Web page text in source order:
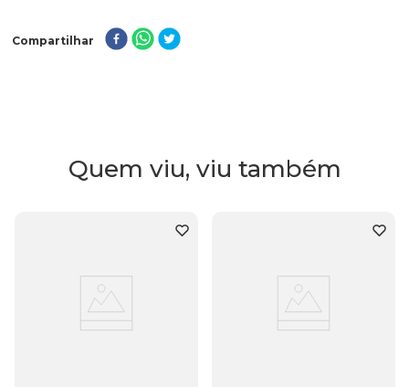
Compartilhar
Quem viu, viu também